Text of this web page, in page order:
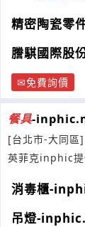
精密陶瓷零
謄騏國際股
免費詢價
餐具-
[台北市-大同區]
英菲克inphic提
消毒櫃-
吊燈-